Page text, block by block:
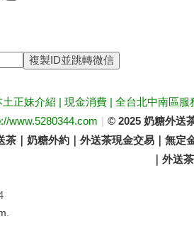
複製ID並跳轉微信
正妹介紹 | 現金消費 | 全台北中南區
www.5280344.com | © 2025 奶糖外送
茶｜奶糖外約｜外送茶現金交易｜無
｜外送
.